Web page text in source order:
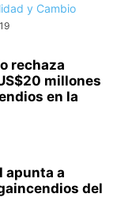
y Cambio
rechaza
millones
en la
apunta a
del